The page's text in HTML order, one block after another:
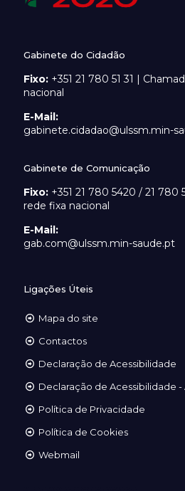
Gabinete do Cidadão
Fixo: +351 21 780 51 31 |
nacional
E-Mail:
gabinete.cidadao@ulssm.min-
Gabinete de Comunicação
Fixo: +351 21 780 5420 / 21 780
rede fixa nacional
E-Mail:
gab.com@ulssm.min-saude.pt
Ligações Úteis
Mapa do site
Contactos
Declaração de Acessibilidade
Declaração de Acessibilidade -
Política de Privacidade
Política de Cookies
Webmail